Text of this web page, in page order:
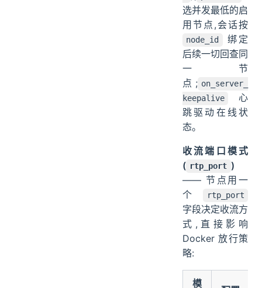
选并发最低的启
用节点,会话按
node_id
绑定
后续一切回查同
一节
点; on_server_
keepalive
心
跳驱动在线状
态。
收流端口模式
( rtp_port )
—— 节点用一
个
rtp_port
字段决定收流方
式,直接影响
Docker 放行策
略:
模